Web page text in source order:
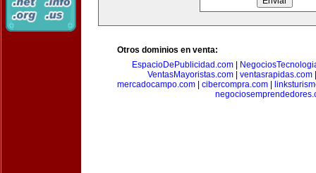
Otros dominios en venta:
EspacioDePublicidad.com|
VentasMayoristas.com
ventasrapidas.com
mercadocampo.com
cibercompra.com